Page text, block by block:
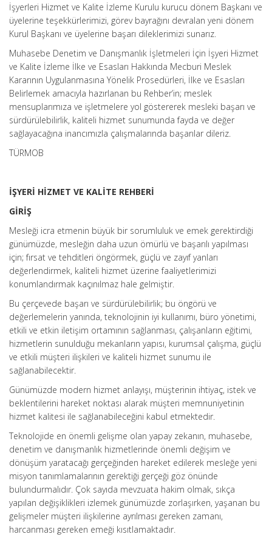
İşyerleri Hizmet ve Kalite İzleme Kurulu kurucu dönem Başkanı ve
üyelerine teşekkürlerimizi, görev bayrağını devralan yeni dönem
Kurul Başkanı ve üyelerine başarı dileklerimizi sunarız.
Muhasebe Denetim ve Danışmanlık İşletmeleri İçin İşyeri Hizmet
ve Kalite İzleme İlke ve Esasları Hakkında Mecburi Meslek
Kararının Uygulanmasına Yönelik Prosedürleri, İlke ve Esasları
Belirlemek amacıyla hazırlanan bu Rehber’in; meslek
mensuplarımıza ve işletmelere yol göstererek mesleki başarı ve
sürdürülebilirlik, kaliteli hizmet sunumunda fayda ve değer
sağlayacağına inancımızla çalışmalarında başarılar dileriz.
TÜRMOB
İŞYERİ HİZMET VE KALİTE REHBERİ
GİRİŞ
Mesleği icra etmenin büyük bir sorumluluk ve emek gerektirdiği
günümüzde, mesleğin daha uzun ömürlü ve başarılı yapılması
için; fırsat ve tehditleri öngörmek, güçlü ve zayıf yanları
değerlendirmek, kaliteli hizmet üzerine faaliyetlerimizi
konumlandırmak kaçınılmaz hale gelmiştir.
Bu çerçevede başarı ve sürdürülebilirlik; bu öngörü ve
değerlemelerin yanında, teknolojinin iyi kullanımı, büro yönetimi,
etkili ve etkin iletişim ortamının sağlanması, çalışanların eğitimi,
hizmetlerin sunulduğu mekanların yapısı, kurumsal çalışma, güçlü
ve etkili müşteri ilişkileri ve kaliteli hizmet sunumu ile
sağlanabilecektir.
Günümüzde modern hizmet anlayışı, müşterinin ihtiyaç, istek ve
beklentilerini hareket noktası alarak müşteri memnuniyetinin
hizmet kalitesi ile sağlanabileceğini kabul etmektedir.
Teknolojide en önemli gelişme olan yapay zekanın, muhasebe,
denetim ve danışmanlık hizmetlerinde önemli değişim ve
dönüşüm yaratacağı gerçeğinden hareket edilerek mesleğe yeni
misyon tanımlamalarının gerektiği gerçeği göz önünde
bulundurmalıdır. Çok sayıda mevzuata hakim olmak, sıkça
yapılan değişiklikleri izlemek günümüzde zorlaşırken, yaşanan bu
gelişmeler müşteri ilişkilerine ayrılması gereken zamanı,
harcanması gereken emeği kısıtlamaktadır.